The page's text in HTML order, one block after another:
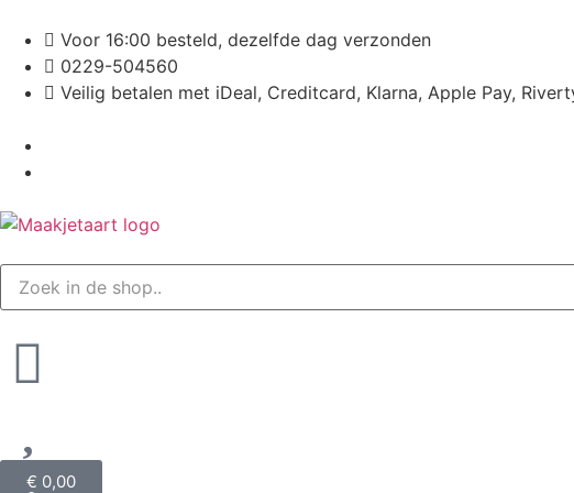
Voor 16:00 besteld, dezelfde dag verzonden
0229-504560
Veilig betalen met iDeal, Creditcard, Klarna, Apple Pay,
€ 0,00